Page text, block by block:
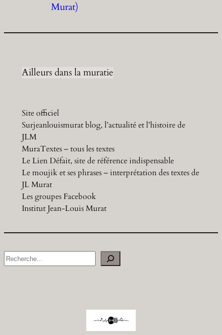
Murat)
Ailleurs dans la muratie
Site officiel
Surjeanlouismurat blog, l’actualité et l’histoire de
JLM
MuraTextes – tous les textes
Le Lien Défait, site de référence indispensable
Le moujik et ses phrases – interprétation des textes de
JL Murat
Les groupes Facebook
Institut Jean-Louis Murat
S